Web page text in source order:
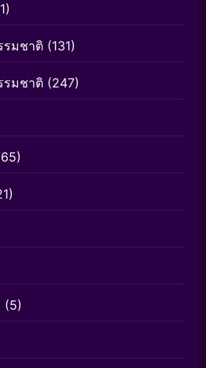
รมชาติ (131)
รมชาติ (247)
(5)